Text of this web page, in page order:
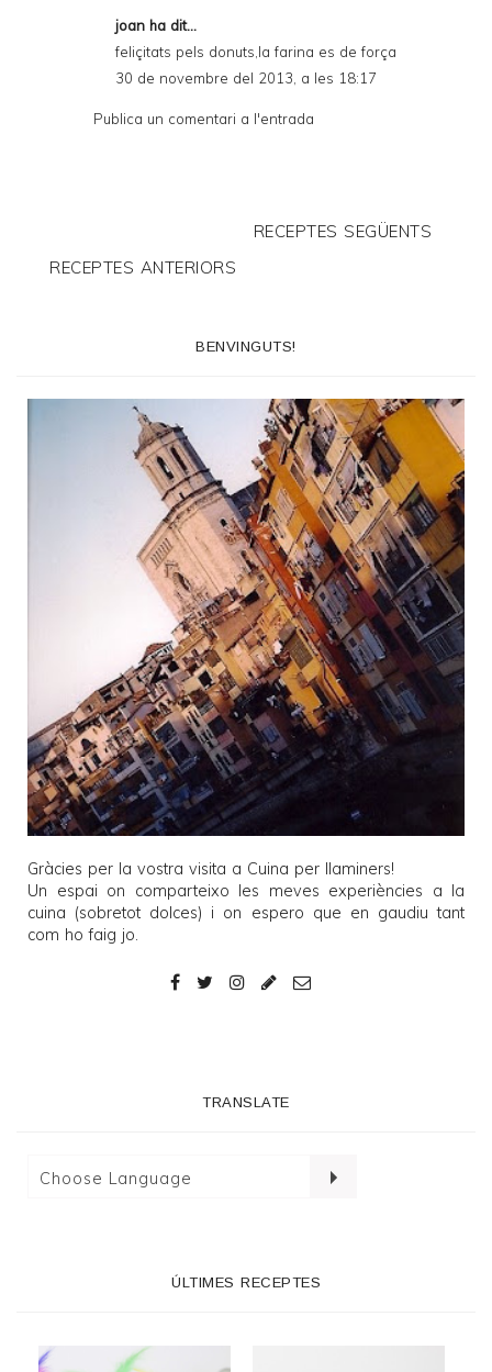
joan ha dit...
feliçitats pels donuts,la farina es de força
30 de novembre del 2013, a les 18:17
Publica un comentari a l'entrada
RECEPTES SEGÜENTS
RECEPTES ANTERIORS
BENVINGUTS!
Gràcies per la vostra visita a Cuina per llaminers!
Un espai on comparteixo les meves experiències a la
cuina (sobretot dolces) i on espero que en gaudiu tant
com ho faig jo.
TRANSLATE
ÚLTIMES RECEPTES